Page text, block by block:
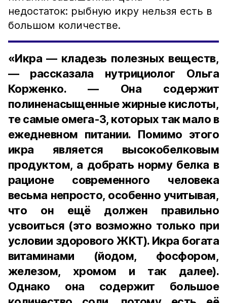
недостаток: рыбную икру нельзя есть в
большом количестве.
«Икра — кладезь полезных веществ,
— рассказала нутрициолог Ольга
Корженко. — Она содержит
полиненасыщенные жирные кислоты,
те самые омега-3, которых так мало в
ежедневном питании. Помимо этого
икра является высокобелковым
продуктом, а добрать норму белка в
рационе современного человека
весьма непросто, особенно учитывая,
что он ещё должен правильно
усвоиться (это возможно только при
условии здорового ЖКТ). Икра богата
витаминами (йодом, фосфором,
железом, хромом и так далее).
Однако она содержит большое